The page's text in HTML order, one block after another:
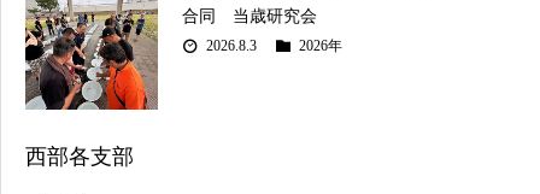
合同 当歳研究会
2026.8.3 2026年
西部各支部